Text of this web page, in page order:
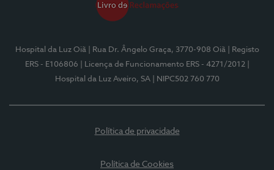
Hospital da Luz Oiã | Rua Dr. Ângelo Graça, 3770-908 Oiã
| Registo
ERS - E106806
| Licença de Funcionamento ERS - 4271/2012
Hospital da Luz Aveiro, SA
| NIPC502 760 770
Política de privacidade
Política de Cookies